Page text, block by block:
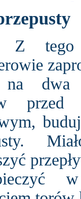
dwa
przed